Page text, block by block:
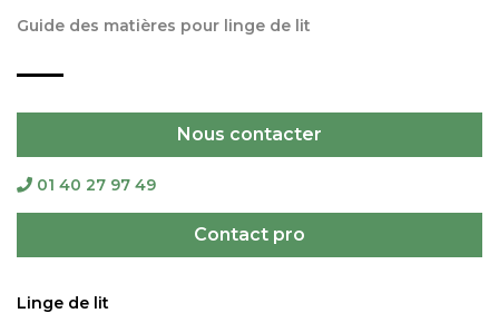
Guide des matières pour linge de lit
Nous contacter
01 40 27 97 49
Contact pro
Linge de lit